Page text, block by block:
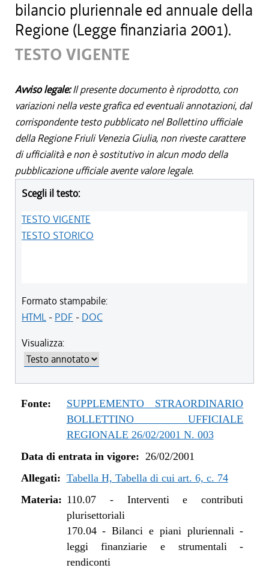
bilancio pluriennale ed annuale della
Regione (Legge finanziaria 2001).
TESTO VIGENTE
Avviso legale:Il presente documento è riprodotto, con
variazioni nella veste grafica ed eventuali annotazioni, dal
corrispondente testo pubblicato nel Bollettino ufficiale
della Regione Friuli Venezia Giulia, non riveste carattere
di ufficialità e non è sostitutivo in alcun modo della
pubblicazione ufficiale avente valore legale.
Scegli il testo:
TESTO VIGENTE
TESTO STORICO
Formato stampabile:
HTML- PDF - DOC
Visualizza:
Fonte:
SUPPLEMENTO STRAORDINARIO
BOLLETTINO UFFICIALE
REGIONALE 26/02/2001 N. 003
Data di entrata in vigore: 26/02/2001
Allegati: Tabella H, Tabella di cui art. 6, c. 74
Materia: 110.07- Interventi e contributi
plurisettoriali
170.04-Bilanci e piani pluriennali -
leggi finanziarie e strumentali -
rendiconti